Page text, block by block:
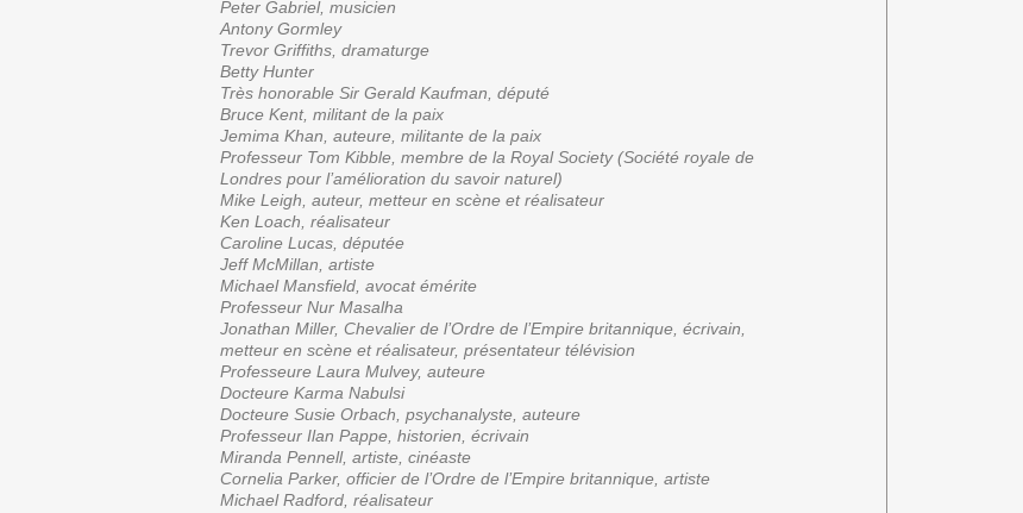
Peter Gabriel, musicien
Antony Gormley
Trevor Griffiths, dramaturge
Betty Hunter
Très honorable Sir Gerald Kaufman, député
Bruce Kent, militant de la paix
Jemima Khan, auteure, militante de la paix
Professeur Tom Kibble, membre de la Royal Society (Société royale de
Londres pour l’amélioration du savoir naturel)
Mike Leigh, auteur, metteur en scène et réalisateur
Ken Loach, réalisateur
Caroline Lucas, députée
Jeff McMillan, artiste
Michael Mansfield, avocat émérite
Professeur Nur Masalha
Jonathan Miller, Chevalier de l’Ordre de l’Empire britannique, écrivain,
metteur en scène et réalisateur, présentateur télévision
Professeure Laura Mulvey, auteure
Docteure Karma Nabulsi
Docteure Susie Orbach, psychanalyste, auteure
Professeur Ilan Pappe, historien, écrivain
Miranda Pennell, artiste, cinéaste
Cornelia Parker, officier de l’Ordre de l’Empire britannique, artiste
Michael Radford, réalisateur